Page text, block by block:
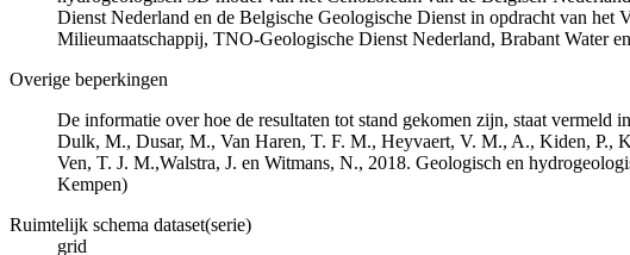
Dienst Nederland en de Belgische Geologische Dienst in opdracht van
Milieumaatschappij, TNO-Geologische Dienst Nederland, Brabant Water
Overige beperkingen
De informatie over hoe de resultaten tot stand gekomen zijn, staat
Dulk, M., Dusar, M., Van Haren, T. F. M., Heyvaert, V. M., A., Kiden, P.,
Ven, T. J. M.,Walstra, J. en Witmans, N., 2018. Geologisch en
Kempen)
Ruimtelijk schema dataset(serie)
grid